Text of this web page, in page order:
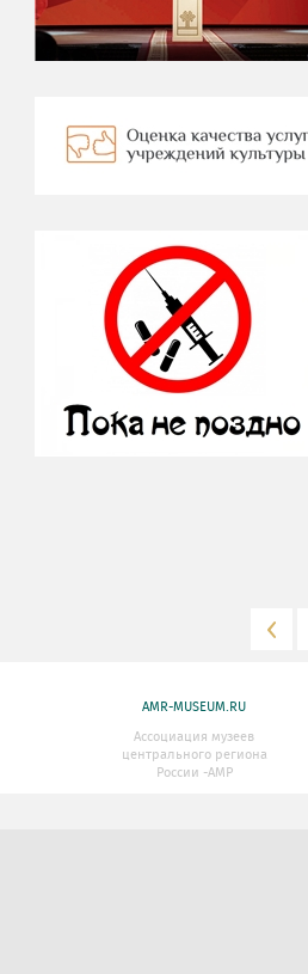
AMR-MUSEUM.RU
Ассоциация музеев
центрального региона
России -АМР